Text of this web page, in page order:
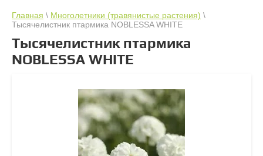
Главная \ Многолетники (травянистые растения) \
Тысячелистник птармика NOBLESSA WHITE
Тысячелистник птармика
NOBLESSA WHITE